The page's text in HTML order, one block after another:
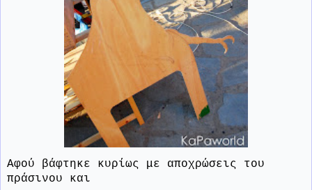
Αφού βάφτηκε κυρίως με αποχρώσεις του
πράσινου και